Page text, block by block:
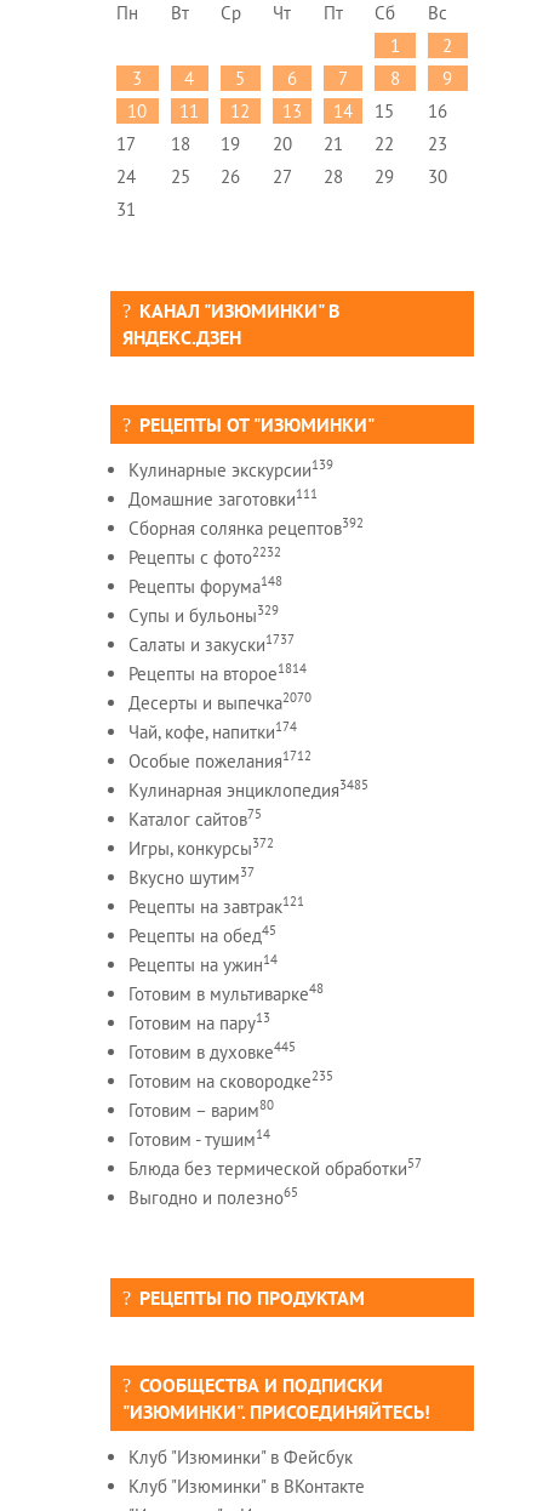
Пн
Вт Ср Чт Пт Сб
Вс
1
2
3
4 5 6 7 8
9
10
11 12 13 14 15
16
17
18 19 20 21 22
23
24
25 26 27 28 29
30
31
КАНАЛ "ИЗЮМИНКИ" В
ЯНДЕКС.ДЗЕН
РЕЦЕПТЫ ОТ "ИЗЮМИНКИ"
Кулинарные экскурсии139
Домашние заготовки111
Сборная солянка рецептов392
Рецепты c фото2232
Рецепты форума148
Супы и бульоны329
Салаты и закуски1737
Рецепты на второе1814
Десерты и выпечка2070
Чай, кофе, напитки174
Особые пожелания1712
Кулинарная энциклопедия3485
Каталог сайтов75
Игры, конкурсы372
Вкусно шутим37
Рецепты на завтрак121
Рецепты на обед45
Рецепты на ужин14
Готовим в мультиварке48
Готовим на пару13
Готовим в духовке445
Готовим на сковородке235
Готовим – варим80
Готовим - тушим14
Блюда без термической обработки57
Выгодно и полезно65
РЕЦЕПТЫ ПО ПРОДУКТАМ
СООБЩЕСТВА И ПОДПИСКИ
"ИЗЮМИНКИ". ПРИСОЕДИНЯЙТЕСЬ!
Клуб "Изюминки" в Фейсбук
Клуб "Изюминки" в ВКонтакте